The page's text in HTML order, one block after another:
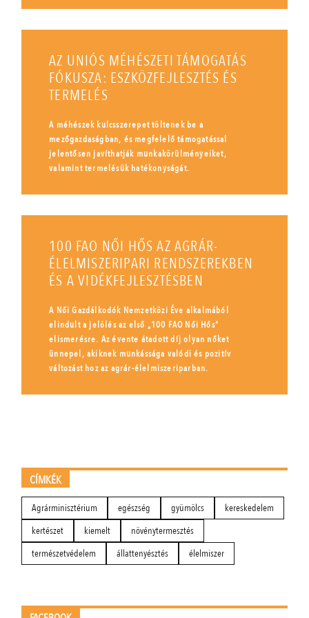
AZ UNIÓS MÉHÉSZETI TÁMOGATÁS
FÓKUSZA: ESZKÖZFEJLESZTÉS ÉS
TERMELÉS
A méhészek kulcsszerepet töltenek be a
mezőgazdaságban, és megfelelő támogatással
jelentősen javíthatják munkakörülményeiket,
valamint termelésük hatékonyságát.
100 FAO NŐI HŐS AZ AGRÁR-
ÉLELMISZERIPARI RENDSZEREKBEN
ÉS A VIDÉKFEJLESZTÉSBEN
A Női Gazdálkodók Nemzetközi Éve alkalmából
elindult a jelölés az első „100 FAO Női Hős”
elismerésre. Az évente átadott díj olyan nőket
ünnepel, akiknek munkássága valódi és pozitív
változást hoz az agrár-élelmiszeriparban.
CÍMKÉK
Agrárminisztérium egészség gyümölcs
kereskedelem
kertészet
kiemelt
növénytermesztés
természetvédelem
állattenyésztés élelmiszer